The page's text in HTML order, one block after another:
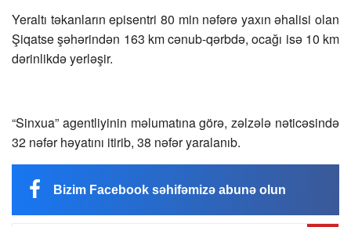
Yeraltı təkanların episentri 80 min nəfərə yaxın əhalisi olan
Şiqatse şəhərindən 163 km cənub-qərbdə, ocağı isə 10 km
dərinlikdə yerləşir.
“Sinxua” agentliyinin məlumatına görə, zəlzələ nəticəsində
32 nəfər həyatını itirib, 38 nəfər yaralanıb.
Bizim Facebook səhifəmizə abunə olun